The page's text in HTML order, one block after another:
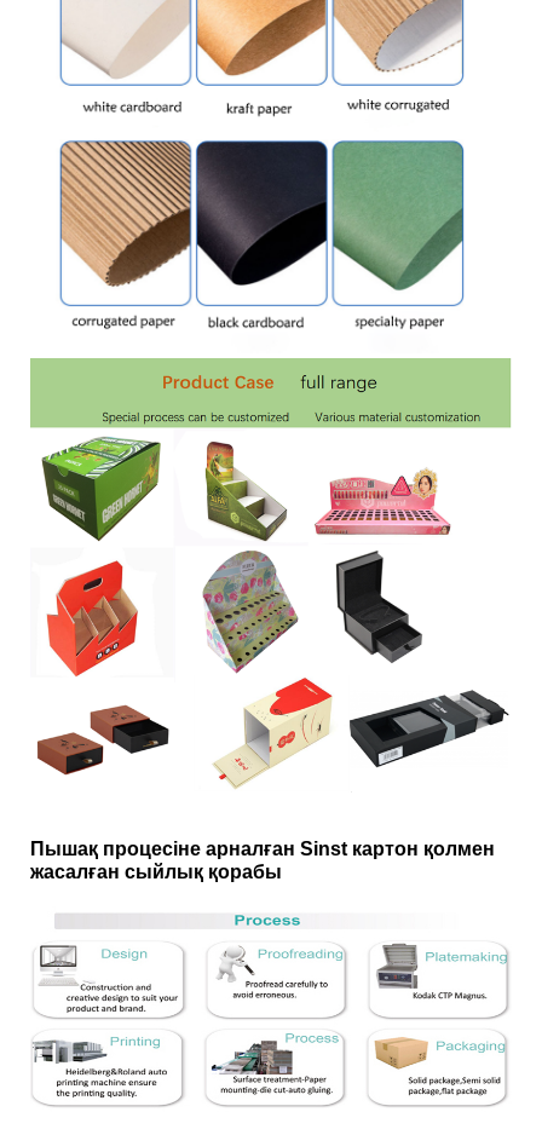
Пышақ процесіне арналған Sinst картон қолмен
жасалған сыйлық қорабы